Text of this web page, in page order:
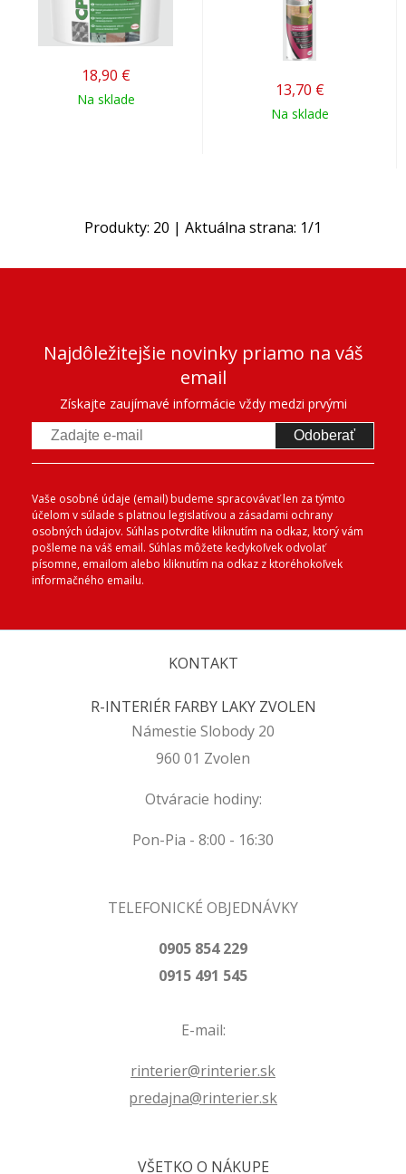
18,90 €
Na sklade 13,70 €
Na sklade
Produkty: 20 | Aktuálna strana: 1/1
Najdôležitejšie novinky priamo na váš
email
Získajte zaujímavé informácie vždy medzi prvými
Odoberať
Vaše osobné údaje (email) budeme spracovávať len za týmto
účelom v súlade s platnou legislatívou a zásadami ochrany
osobných údajov. Súhlas potvrdíte kliknutím na odkaz, ktorý vám
pošleme na váš email. Súhlas môžete kedykoľvek odvolať
písomne, emailom alebo kliknutím na odkaz z ktoréhokoľvek
informačného emailu.
KONTAKT
R-INTERIÉR FARBY LAKY ZVOLEN
Námestie Slobody 20
960 01 Zvolen
Otváracie hodiny:
Pon-Pia - 8:00 - 16:30
TELEFONICKÉ OBJEDNÁVKY
0905 854 229
0915 491 545
E-mail:
rinterier@rinterier.sk
predajna@rinterier.sk
VŠETKO O NÁKUPE